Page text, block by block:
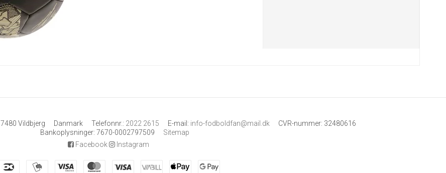
7480 Vildbjerg Danmark Telefonnr.: 2022 2615 E-mail : info-fodboldfan@mail.dk CVR-nummer: 32480616
Bankoplysninger: 7670-0002797509
Sitemap
Facebook
Instagram